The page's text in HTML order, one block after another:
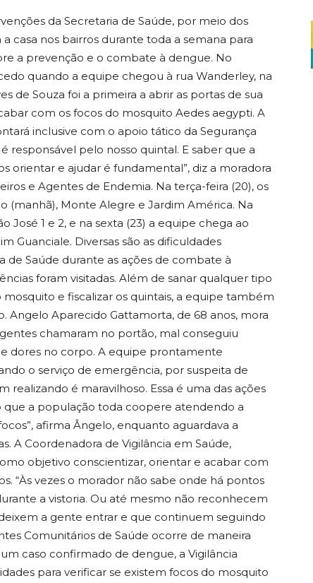
da Secretaria de Saúde, por meio dos
casa nos bairros durante toda a semana para
a prevenção e o combate à dengue. No
quando a equipe chegou à rua Wanderley, na
de Souza foi a primeira a abrir as portas de sua
com os focos do mosquito Aedes aegypti. A
inclusive com o apoio tático da Segurança
responsável pelo nosso quintal. E saber que a
orientar e ajudar é fundamental”, diz a moradora
e Agentes de Endemia. Na terça-feira (20), os
(manhã), Monte Alegre e Jardim América. Na
José 1 e 2, e na sexta (23) a equipe chega ao
Guanciale. Diversas são as dificuldades
de Saúde durante as ações de combate à
foram visitadas. Além de sanar qualquer tipo
e fiscalizar os quintais, a equipe também
Angelo Aparecido Gattamorta, de 68 anos, mora
chamaram no portão, mal conseguiu
dores no corpo. A equipe prontamente
o serviço de emergência, por suspeita de
realizando é maravilhoso. Essa é uma das ações
a população toda coopere atendendo a
afirma Ângelo, enquanto aguardava a
A Coordenadora de Vigilância em Saúde,
objetivo conscientizar, orientar e acabar com
“Às vezes o morador não sabe onde há pontos
a vistoria. Ou até mesmo não reconhecem
a gente entrar e que continuem seguindo
Comunitários de Saúde ocorre de maneira
caso confirmado de dengue, a Vigilância
para verificar se existem focos do mosquito